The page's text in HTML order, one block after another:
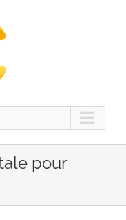
pour